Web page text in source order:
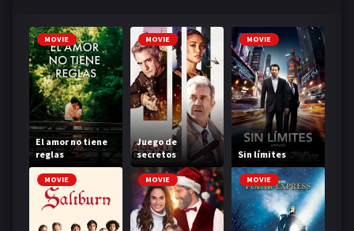
MOVIE
El amor no tiene
reglas
MOVIE
Juego de
secretos
MOVIE
Sin límites
MOVIE MOVIE MOVIE